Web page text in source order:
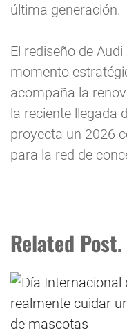
última generación.
El rediseño de
momento
acompaña la
la reciente llegada
proyecta un 2026
para la red de
Related Post.